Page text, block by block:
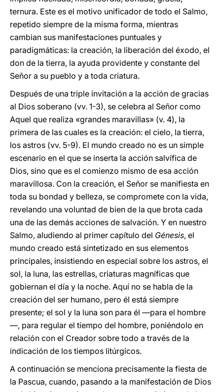
ternura. Este es el motivo unificador de todo el Salmo,
repetido siempre de la misma forma, mientras
cambian sus manifestaciones puntuales y
paradigmáticas: la creación, la liberación del éxodo, el
don de la tierra, la ayuda providente y constante del
Señor a su pueblo y a toda criatura.
Después de una triple invitación a la acción de gracias
al Dios soberano (vv. 1-3), se celebra al Señor como
Aquel que realiza «grandes maravillas» (v. 4), la
primera de las cuales es la creación: el cielo, la tierra,
los astros (vv. 5-9). El mundo creado no es un simple
escenario en el que se inserta la acción salvífica de
Dios, sino que es el comienzo mismo de esa acción
maravillosa. Con la creación, el Señor se manifiesta en
toda su bondad y belleza, se compromete con la vida,
revelando una voluntad de bien de la que brota cada
una de las demás acciones de salvación. Y en nuestro
Salmo, aludiendo al primer capítulo del Génesis, el
mundo creado está sintetizado en sus elementos
principales, insistiendo en especial sobre los astros, el
sol, la luna, las estrellas, criaturas magníficas que
gobiernan el día y la noche. Aquí no se habla de la
creación del ser humano, pero él está siempre
presente; el sol y la luna son para él —para el hombre
—, para regular el tiempo del hombre, poniéndolo en
relación con el Creador sobre todo a través de la
indicación de los tiempos litúrgicos.
A continuación se menciona precisamente la fiesta de
la Pascua, cuando, pasando a la manifestación de Dios